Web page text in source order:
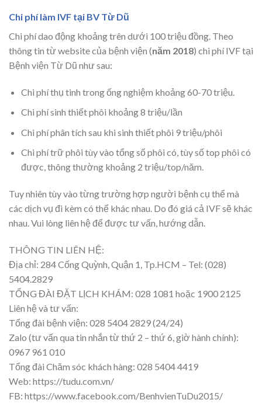
Chi phí làm IVF tại BV Từ Dũ
Chi phí dao động khoảng trên dưới 100 triệu đồng. Theo
thông tin từ website của bệnh viện (năm 2018) chi phí IVF tại
Bệnh viện Từ Dũ như sau:
Chi phí thụ tinh trong ống nghiệm khoảng 60-70 triệu.
Chi phí sinh thiết phôi khoảng 8 triệu/lần
Chi phí phân tích sau khi sinh thiết phôi 9 triệu/phôi
Chi phí trữ phôi tùy vào tổng số phôi có, tùy số top phôi có
được, thông thường khoảng 2 triệu/top/năm.
Tuy nhiên tùy vào từng trường hợp người bệnh cụ thể mà
các dịch vụ đi kèm có thể khác nhau. Do đó giá cả IVF sẽ khác
nhau. Vui lòng liên hệ để được tư vấn, hướng dẫn.
THÔNG TIN LIÊN HỆ:
Địa chỉ: 284 Cống Quỳnh, Quận 1, Tp.HCM – Tel: (028)
5404.2829
TỔNG ĐÀI ĐẶT LỊCH KHÁM: 028 1081 hoặc 1900 2125
Liên hệ và tư vấn:
Tổng đài bệnh viện: 028 5404 2829 (24/24)
Zalo (tư vấn qua tin nhắn từ thứ 2 – thứ 6, giờ hành chính):
0967 961 010
Tổng đài Chăm sóc khách hàng: 028 5404 4419
Web: https://tudu.com.vn/
FB: https://www.facebook.com/BenhvienTuDu2015/